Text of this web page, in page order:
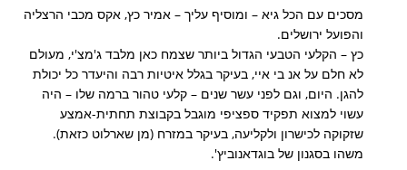
מסכים עם הכל גיא – ומוסיף עליך – אמיר כץ, אקס מכבי הרצליה
והפועל ירושלים.
כץ – הקלעי הטבעי הגדול ביותר שצמח כאן מלבד ג'מצ'י, מעולם
לא חלם על אנ בי איי, בעיקר בגלל איטיות רבה והיעדר כל יכולת
להגן. היום, וגם לפני עשר שנים – קלעי טהור ברמה שלו – היה
עשוי למצוא תפקיד ספציפי מוגבל בקבוצת תחתית-אמצע
שזקוקה לכישרון ולקליעה, בעיקר במזרח (מן שארלוט כזאת).
משהו בסגנון של בוגדאנוביץ'.